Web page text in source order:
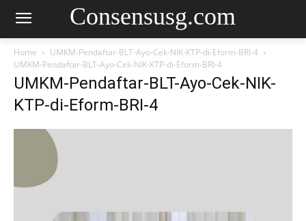
Consensusg.com
Home
UMKM-Pendaftar-BLT-Ayo-Cek-NIK-KTP-di-Eform-BRI-4
UMKM-Pendaftar-BLT-Ayo-Cek-NIK-KTP-di-Eform-BRI-4
UMKM-Pendaftar-BLT-Ayo-Cek-NIK-
KTP-di-Eform-BRI-4